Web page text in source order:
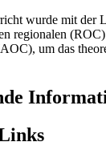
wurde mit der
regionalen
um das